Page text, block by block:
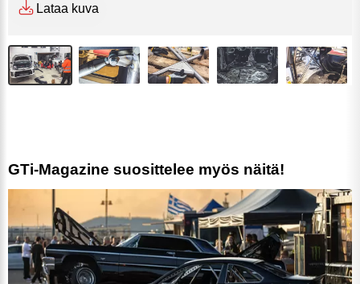
Lataa kuva
GTi-Magazine suosittelee myös näitä!